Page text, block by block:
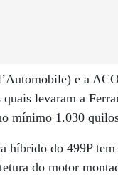
e a
levaram a
mínimo 1.030
híbrido do 499P
do motor